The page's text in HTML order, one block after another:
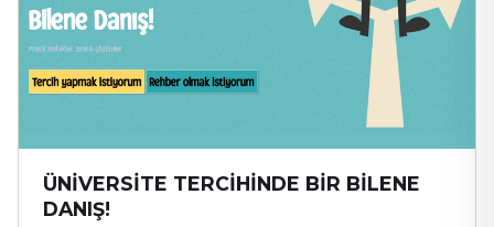
ÜNİVERSİTE TERCİHİNDE BİR BİLENE
DANIŞ!